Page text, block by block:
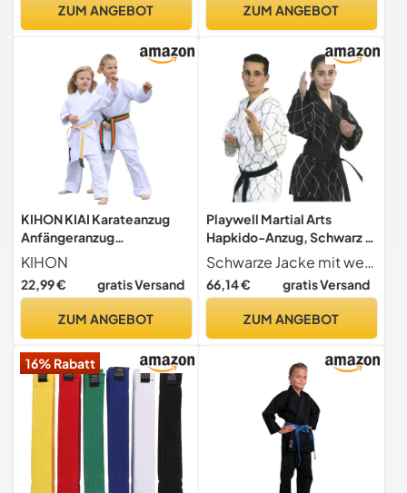
Kinder, Blau,
Geeignete 146-152
ZUM ANGEBOT ZUM ANGEBOT
KIHON KIAI Karateanzug
Anfängeranzug
Kinderanzug
Einsteigeranzug (100 cm)
KIHON
22,99 € gratis Versand
ZUM ANGEBOT
Playwell Martial Arts
Hapkido-Anzug, Schwarz /
Weiß
Schwarze Jacke mit weißer Paspel
66,14 € gratis Versand
ZUM ANGEBOT
16% Rabatt